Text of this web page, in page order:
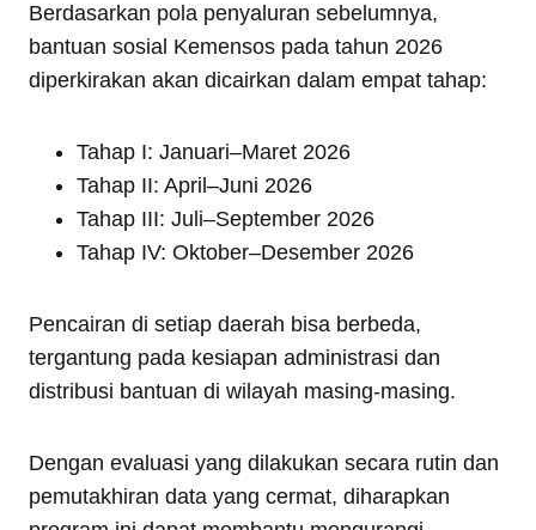
Berdasarkan pola penyaluran sebelumnya,
bantuan sosial Kemensos pada tahun 2026
diperkirakan akan dicairkan dalam empat tahap:
Tahap I: Januari–Maret 2026
Tahap II: April–Juni 2026
Tahap III: Juli–September 2026
Tahap IV: Oktober–Desember 2026
Pencairan di setiap daerah bisa berbeda,
tergantung pada kesiapan administrasi dan
distribusi bantuan di wilayah masing-masing.
Dengan evaluasi yang dilakukan secara rutin dan
pemutakhiran data yang cermat, diharapkan